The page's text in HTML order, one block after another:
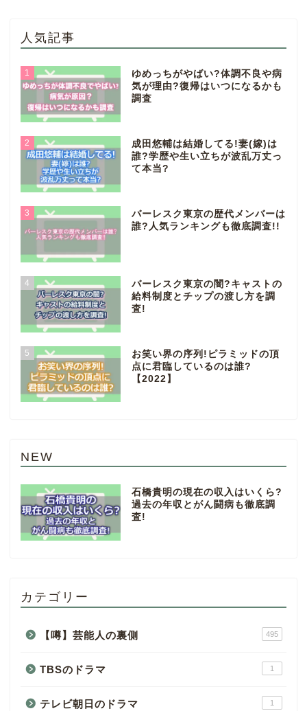
人気記事
1
ゆめっちがやばい?体調不良や病
気が理由?復帰はいつになるかも
調査
2
成田悠輔は結婚してる!妻(嫁)は
誰?学歴や生い立ちが波乱万丈っ
て本当?
3
バーレスク東京の歴代メンバーは
誰?人気ランキングも徹底調査!!
4
バーレスク東京の闇?キャストの
給料制度とチップの渡し方を調
査!
5
お笑い界の序列!ピラミッドの頂
点に君臨しているのは誰?
【2022】
NEW
石橋貴明の現在の収入はいくら?
過去の年収とがん闘病も徹底調
査!
カテゴリー
【噂】芸能人の裏側 495
TBSのドラマ 1
テレビ朝日のドラマ 1